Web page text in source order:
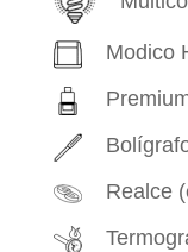
Modico
Realce